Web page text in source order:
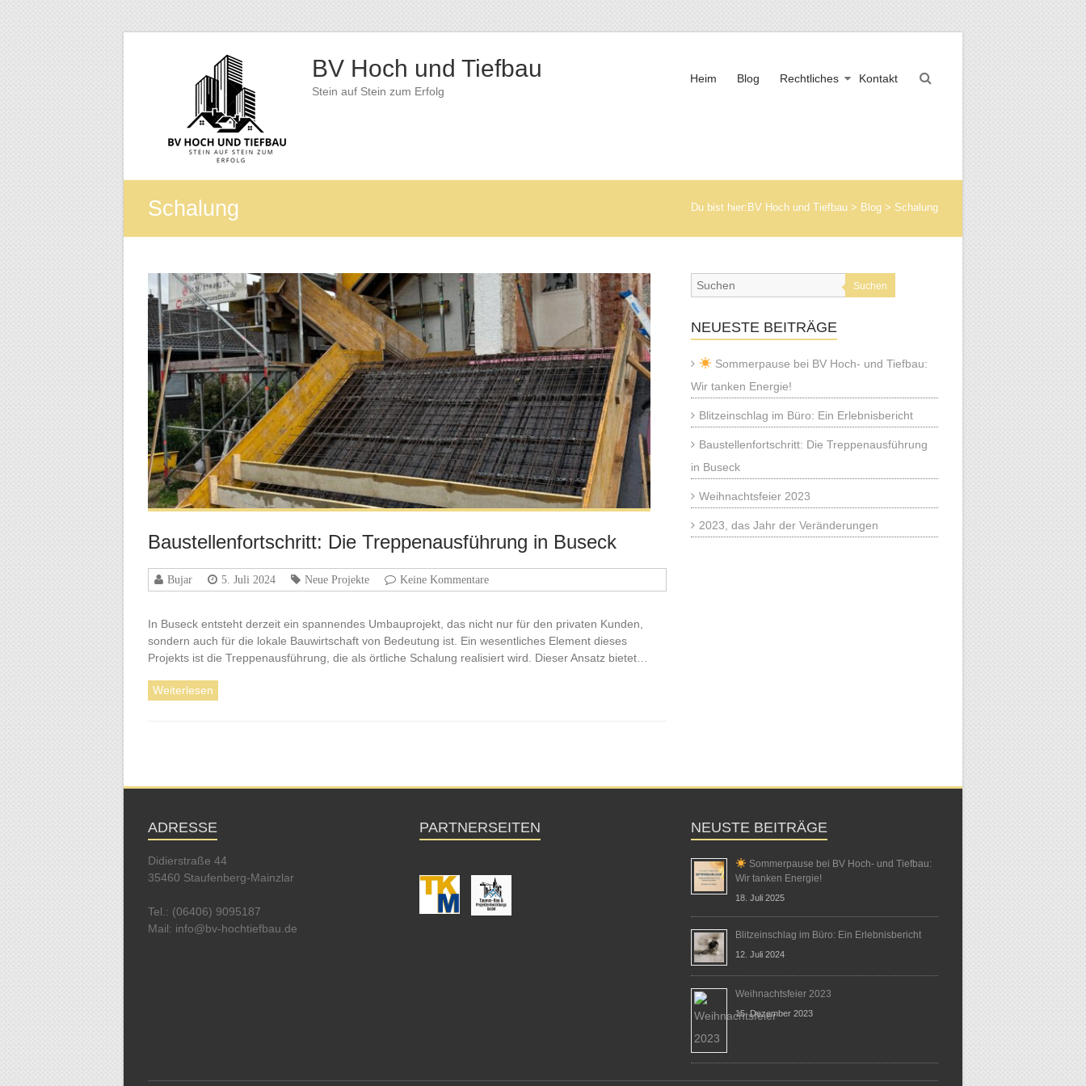
BV Hoch und Tiefbau
Stein auf Stein zum Erfolg
Heim Blog Rechtliches Kontakt
Schalung Du bist hier: BV Hoch und Tiefbau > Blog > Schalung
Baustellenfortschritt: Die Treppenausführung in Buseck
Bujar 5. Juli 2024 Neue Projekte Keine Kommentare
In Buseck entsteht derzeit ein spannendes Umbauprojekt, das nicht nur für den privaten Kunden,
sondern auch für die lokale Bauwirtschaft von Bedeutung ist. Ein wesentliches Element dieses
Projekts ist die Treppenausführung, die als örtliche Schalung realisiert wird. Dieser Ansatz bietet…
Weiterlesen
Suchen
NEUESTE BEITRÄGE
Sommerpause bei BV Hoch- und Tiefbau:
Wir tanken Energie!
Blitzeinschlag im Büro: Ein Erlebnisbericht
Baustellenfortschritt: Die Treppenausführung
in Buseck
Weihnachtsfeier 2023
2023, das Jahr der Veränderungen
ADRESSE
Didierstraße 44
35460 Staufenberg-Mainzlar
Tel.: (06406) 9095187
Mail: info@bv-hochtiefbau.de
PARTNERSEITEN NEUSTE BEITRÄGE
Sommerpause bei BV Hoch- und Tiefbau:
Wir tanken Energie!
18. Juli 2025
Blitzeinschlag im Büro: Ein Erlebnisbericht
12. Juli 2024
Weihnachtsfeier 2023
15. Dezember 2023